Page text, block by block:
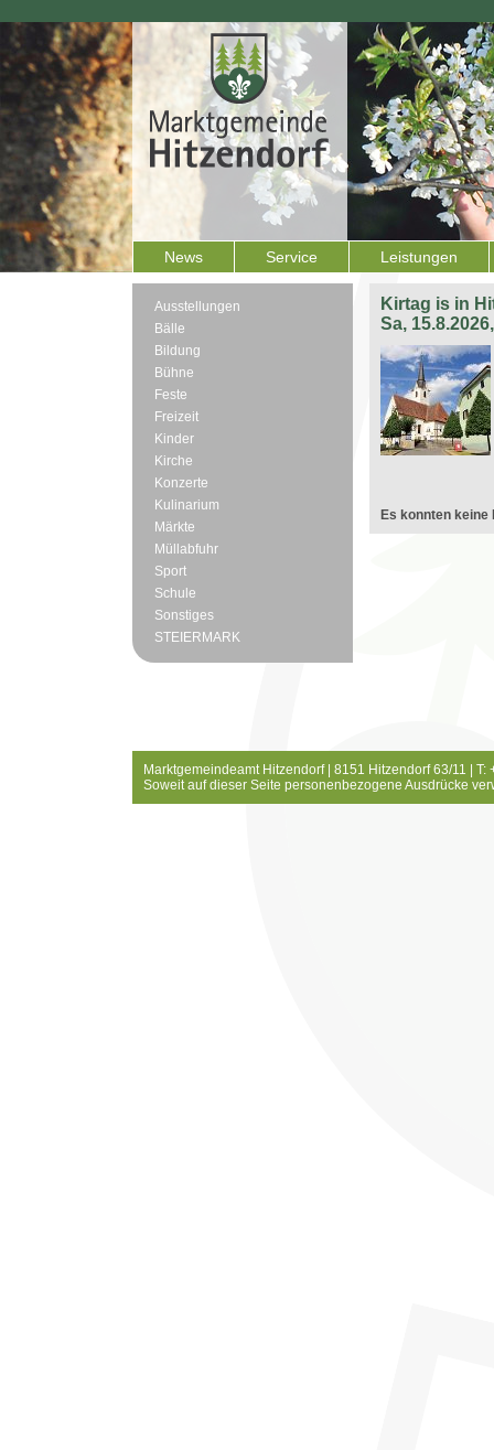
News Service Leistungen
Ausstellungen
Bälle
Bildung
Bühne
Feste
Freizeit
Kinder
Kirche
Konzerte
Kulinarium
Märkte
Müllabfuhr
Sport
Schule
Sonstiges
STEIERMARK
Kirtag is in
Sa,
Es konnten keine
Marktgemeindeamt Hitzendorf | 8151 Hitzendorf 63/11 |
Soweit auf dieser Seite personenbezogene Ausdrücke